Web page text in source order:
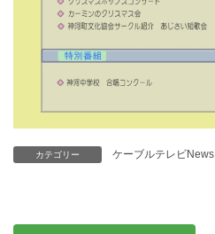
カテゴリー ケーブルテレビNews